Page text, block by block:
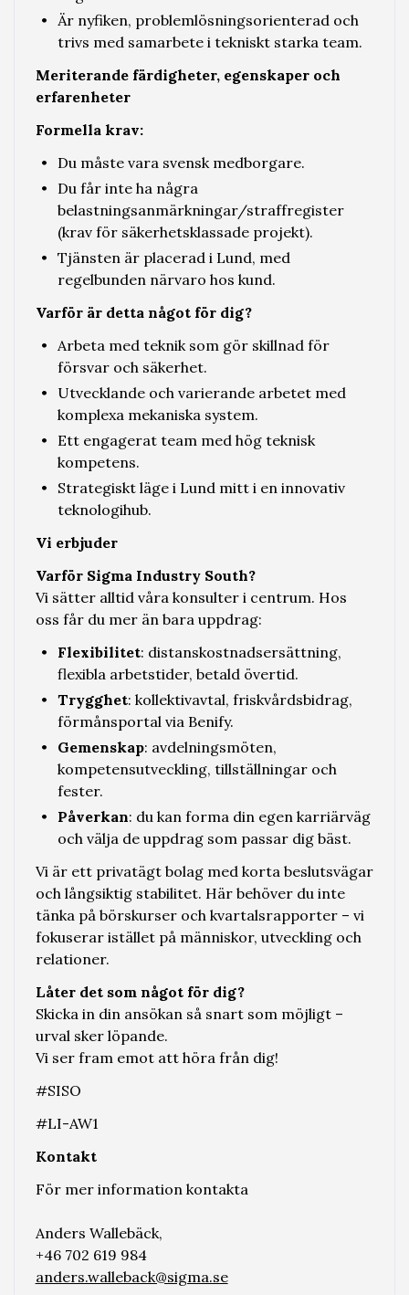
Är nyfiken, problemlösningsorienterad och
trivs med samarbete i tekniskt starka team.
Meriterande färdigheter, egenskaper och
erfarenheter
Formella krav:
Du måste vara svensk medborgare.
Du får inte ha några
belastningsanmärkningar/straffregister
(krav för säkerhetsklassade projekt).
Tjänsten är placerad i Lund, med
regelbunden närvaro hos kund.
Varför är detta något för dig?
Arbeta med teknik som gör skillnad för
försvar och säkerhet.
Utvecklande och varierande arbetet med
komplexa mekaniska system.
Ett engagerat team med hög teknisk
kompetens.
Strategiskt läge i Lund mitt i en innovativ
teknologihub.
Vi erbjuder
Varför Sigma Industry South?
Vi sätter alltid våra konsulter i centrum. Hos
oss får du mer än bara uppdrag:
Flexibilitet: distanskostnadsersättning,
flexibla arbetstider, betald övertid.
Trygghet: kollektivavtal, friskvårdsbidrag,
förmånsportal via Benify.
Gemenskap: avdelningsmöten,
kompetensutveckling, tillställningar och
fester.
Påverkan: du kan forma din egen karriärväg
och välja de uppdrag som passar dig bäst.
Vi är ett privatägt bolag med korta beslutsvägar
och långsiktig stabilitet. Här behöver du inte
tänka på börskurser och kvartalsrapporter – vi
fokuserar istället på människor, utveckling och
relationer.
Låter det som något för dig?
Skicka in din ansökan så snart som möjligt –
urval sker löpande.
Vi ser fram emot att höra från dig!
#SISO
#LI-AW1
Kontakt
För mer information kontakta
Anders Wallebäck,
+46 702 619 984
anders.walleback@sigma.se